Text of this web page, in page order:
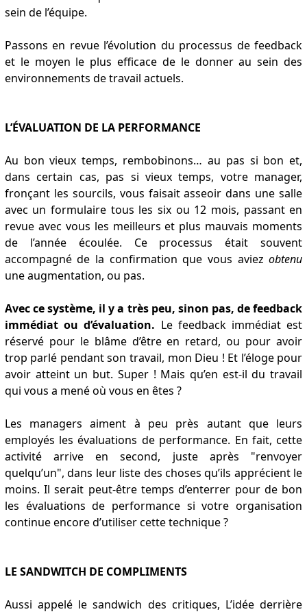
sein de l’équipe.
Passons en revue l’évolution du processus de feedback
et le moyen le plus efficace de le donner au sein des
environnements de travail actuels.
L’ÉVALUATION DE LA PERFORMANCE
Au bon vieux temps, rembobinons… au pas si bon et,
dans certain cas, pas si vieux temps, votre manager,
fronçant les sourcils, vous faisait asseoir dans une salle
avec un formulaire tous les six ou 12 mois, passant en
revue avec vous les meilleurs et plus mauvais moments
de l’année écoulée. Ce processus était souvent
accompagné de la confirmation que vous aviezobtenu
une augmentation, ou pas.
Avec ce système, il y a très peu, sinon pas, de feedback
immédiat ou d’évaluation. Le feedback immédiat est
réservé pour le blâme d’être en retard, ou pour avoir
trop parlé pendant son travail, mon Dieu ! Et l’éloge pour
avoir atteint un but. Super ! Mais qu’en est-il du travail
qui vous a mené où vous en êtes ?
Les managers aiment à peu près autant que leurs
employés les évaluations de performance. En fait, cette
activité arrive en second, juste après "renvoyer
quelqu’un", dans leur liste des choses qu’ils apprécient le
moins. Il serait peut-être temps d’enterrer pour de bon
les évaluations de performance si votre organisation
continue encore d’utiliser cette technique ?
LE SANDWITCH DE COMPLIMENTS
Aussi appelé le sandwich des critiques, L’idée derrière